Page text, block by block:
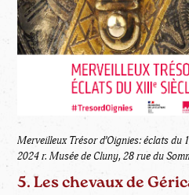
Merveilleux Trésor d’Oignies: éclats du
2024 r. Musée de Cluny, 28 rue du
5. Les chevaux de